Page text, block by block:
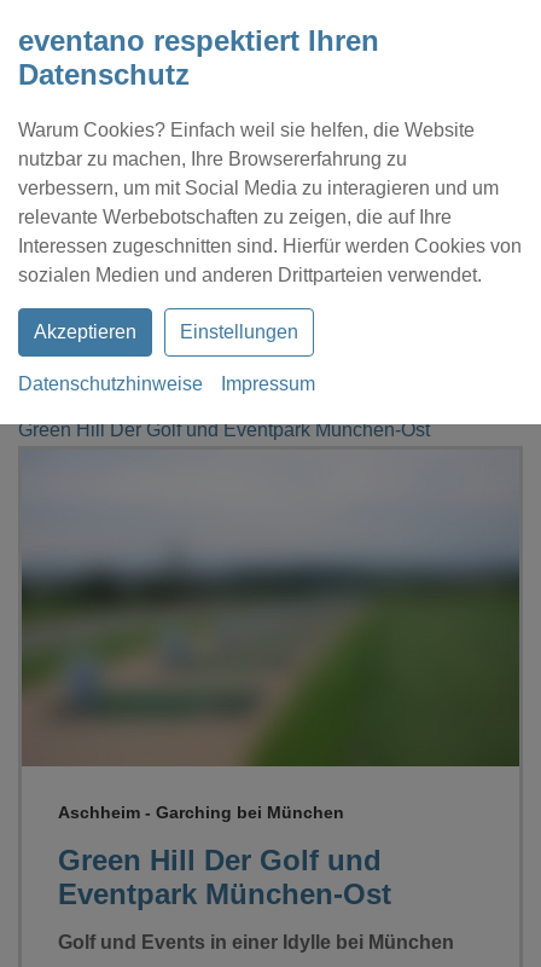
eventano respektiert Ihren
Datenschutz
Warum Cookies? Einfach weil sie helfen, die Website
nutzbar zu machen, Ihre Browsererfahrung zu
verbessern, um mit Social Media zu interagieren und um
relevante Werbebotschaften zu zeigen, die auf Ihre
Interessen zugeschnitten sind. Hierfür werden Cookies von
sozialen Medien und anderen Drittparteien verwendet.
Akzeptieren Einstellungen
Datenschutzhinweise Impressum
Kontakt Location eintragen Profil
Green Hill Der Golf und Eventpark München-Ost
Green Hill Der Golf und
Eventpark München-Ost
Aschheim - Garching bei München
Golf und Events in einer Idylle bei München